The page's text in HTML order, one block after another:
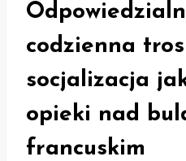
codzienna
socjalizacja
opieki nad
francuskim